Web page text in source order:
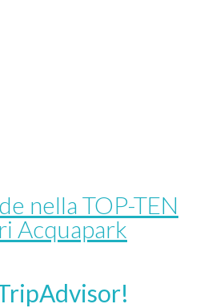
nella TOP-TEN
Acquapark